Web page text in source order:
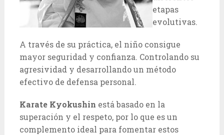
etapas
evolutivas.
A través de su práctica, el niño consigue
mayor seguridad y confianza. Controlando su
agresividad y desarrollando un método
efectivo de defensa personal.
Karate Kyokushin está basado en la
superación y el respeto, por lo que es un
complemento ideal para fomentar estos